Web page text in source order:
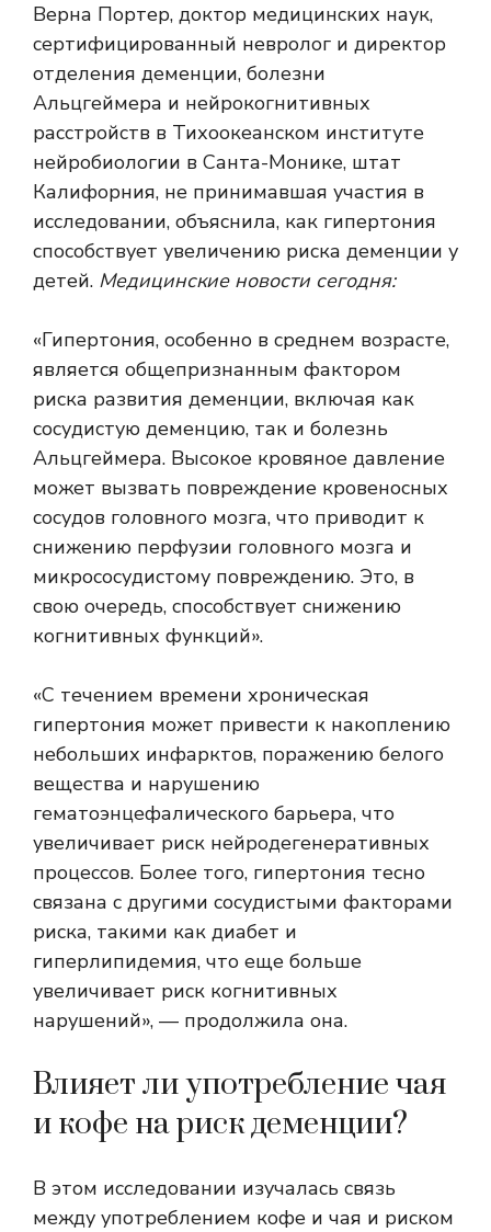
Верна Портер, доктор медицинских наук,
сертифицированный невролог и директор
отделения деменции, болезни
Альцгеймера и нейрокогнитивных
расстройств в Тихоокеанском институте
нейробиологии в Санта-Монике, штат
Калифорния, не принимавшая участия в
исследовании, объяснила, как гипертония
способствует увеличению риска деменции у
детей. Медицинские новости сегодня:
«Гипертония, особенно в среднем возрасте,
является общепризнанным фактором
риска развития деменции, включая как
сосудистую деменцию, так и болезнь
Альцгеймера. Высокое кровяное давление
может вызвать повреждение кровеносных
сосудов головного мозга, что приводит к
снижению перфузии головного мозга и
микрососудистому повреждению. Это, в
свою очередь, способствует снижению
когнитивных функций».
«С течением времени хроническая
гипертония может привести к накоплению
небольших инфарктов, поражению белого
вещества и нарушению
гематоэнцефалического барьера, что
увеличивает риск нейродегенеративных
процессов. Более того, гипертония тесно
связана с другими сосудистыми факторами
риска, такими как диабет и
гиперлипидемия, что еще больше
увеличивает риск когнитивных
нарушений», — продолжила она.
Влияет ли употребление чая
и кофе на риск деменции?
В этом исследовании изучалась связь
между употреблением кофе и чая и риском